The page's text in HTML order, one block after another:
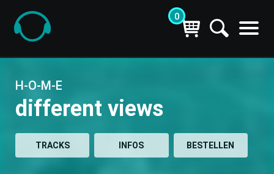
0
H-O-M-E
different views
TRACKS INFOS BESTELLEN